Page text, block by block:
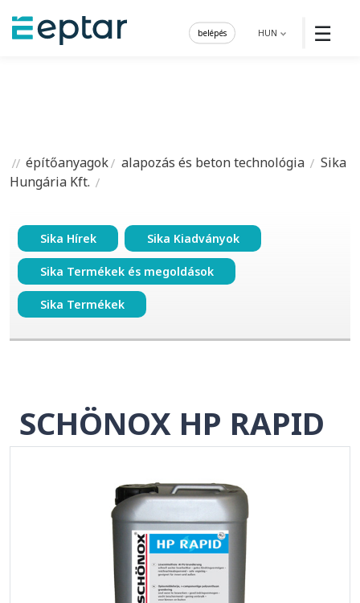
☰
HUN
belépés
építőanyagok alapozás és beton technológia
Sika
Hungária Kft.
Sika Hírek Sika Kiadványok
Sika Termékek és megoldások
Sika Termékek
SCHÖNOX HP RAPID